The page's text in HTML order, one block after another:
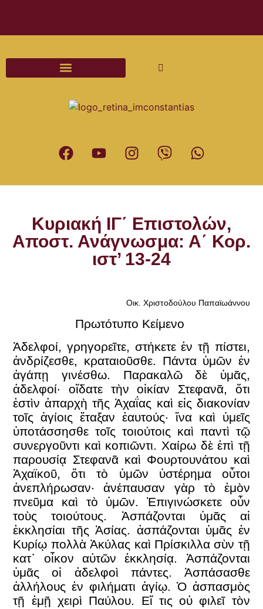
Kυριακή ΙΓ΄ Επιστολών,
Αποστ. Ανάγνωσμα: Α΄ Κορ.
ιστ’ 13-24
Οικ. Χριστοδούλου Παπαϊωάννου
Πρωτότυπο Κείμενο
Ἀδελφοί, γρηγορεῖτε, στήκετε ἐν τῇ πίστει,
ἀνδρίζεσθε, κραταιοῦσθε. Πάντα ὑμῶν ἐν
ἀγάπῃ γινέσθω. Παρακαλῶ δὲ ὑμᾶς,
ἀδελφοί· οἴδατε τὴν οἰκίαν Στεφανᾶ, ὅτι
ἐστὶν ἀπαρχὴ τῆς Ἀχαΐας καὶ εἰς διακονίαν
τοῖς ἁγίοις ἔταξαν ἑαυτούς· ἵνα καὶ ὑμεῖς
ὑποτάσσησθε τοῖς τοιούτοις καὶ παντὶ τῷ
συνεργοῦντι καὶ κοπιῶντι. Χαίρω δὲ ἐπὶ τῇ
παρουσίᾳ Στεφανᾶ καὶ Φουρτουνάτου καὶ
Ἀχαϊκοῦ, ὅτι τὸ ὑμῶν ὑστέρημα οὗτοι
ἀνεπλήρωσαν· ἀνέπαυσαν γὰρ τὸ ἐμὸν
πνεῦμα καὶ τὸ ὑμῶν. Ἐπιγινώσκετε οὖν
τοὺς τοιούτους. Ἀσπάζονται ὑμᾶς αἱ
ἐκκλησίαι τῆς Ἀσίας. ἀσπάζονται ὑμᾶς ἐν
Κυρίῳ πολλὰ Ἀκύλας καὶ Πρίσκιλλα σὺν τῇ
κατ᾿ οἶκον αὐτῶν ἐκκλησίᾳ. Ἀσπάζονται
ὑμᾶς οἱ ἀδελφοὶ πάντες. Ἀσπάσασθε
ἀλλήλους ἐν φιλήματι ἁγίῳ. Ὁ ἀσπασμὸς
τῇ ἐμῇ χειρὶ Παύλου. Εἴ τις οὐ φιλεῖ τὸν